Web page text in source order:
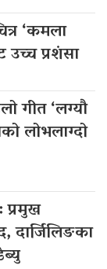
‘कमला
उच्च प्रशंसा
गीत ‘लग्यौ
लोभलाग्दो
प्रमुख
दार्जिलिङका